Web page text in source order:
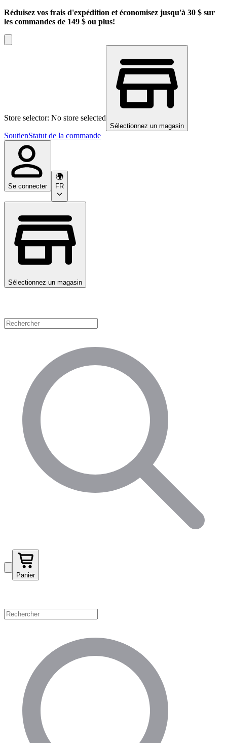
Réduisez vos frais d'expédition et économisez jusqu'à 30 $ sur
les commandes de 149 $ ou plus!
Store selector: No store selected
Sélectionnez un magasin
SoutienStatut de la commande
Se connecter FR
Sélectionnez un magasin
Panier